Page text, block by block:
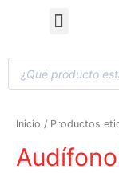
Inicio / Productos